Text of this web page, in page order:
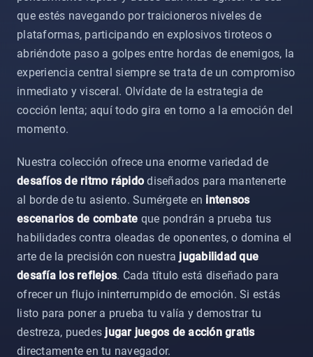
que estés navegando por traicioneros niveles de
plataformas, participando en explosivos tiroteos o
abriéndote paso a golpes entre hordas de enemigos, la
experiencia central siempre se trata de un compromiso
inmediato y visceral. Olvídate de la estrategia de
cocción lenta; aquí todo gira en torno a la emoción del
momento.
Nuestra colección ofrece una enorme variedad de
desafíos de ritmo rápido diseñados para mantenerte
al borde de tu asiento. Sumérgete en intensos
escenarios de combate que pondrán a prueba tus
habilidades contra oleadas de oponentes, o domina el
arte de la precisión con nuestra jugabilidad que
desafía los reflejos. Cada título está diseñado para
ofrecer un flujo ininterrumpido de emoción. Si estás
listo para poner a prueba tu valía y demostrar tu
destreza, puedes jugar juegos de acción gratis
directamente en tu navegador.